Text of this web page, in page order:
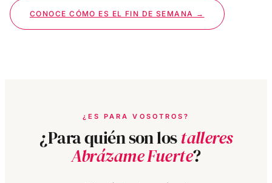
CONOCE CÓMO ES EL FIN DE SEMANA →
¿ES PARA VOSOTROS?
¿Para quién son lostalleres
Abrázame Fuerte?